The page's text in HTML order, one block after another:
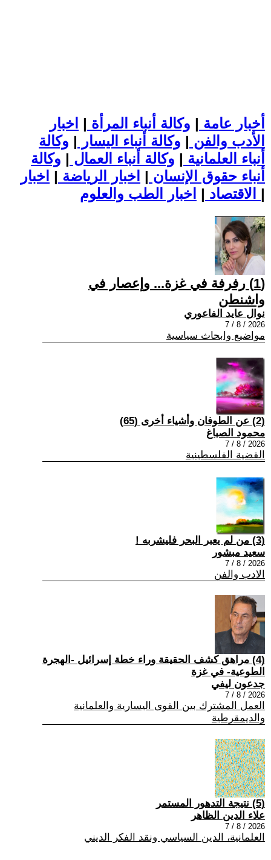
أخبار عامة | وكالة أنباء المرأة | اخبار
الأدب والفن | وكالة أنباء اليسار | وكالة
أنباء العلمانية | وكالة أنباء العمال | وكالة
أنباء حقوق الإنسان | اخبار الرياضة | اخبار
الاقتصاد | |
(1) رفرفة في غزة... وإعصار في
واشنطن
نوال عايد الفاعوري
2026 / 8 / 7
مواضيع وابحاث سياسية
(2) عن الطوفان وأشياء أخرى (65)
محمود الصباغ
2026 / 8 / 7
القضية الفلسطينية
(3) من لم يعبر البحر فليشربه !
سعيد مبشور
2026 / 8 / 7
الادب والفن
(4) مراهق كشف الحقيقة وراء خطة إسرائيل -الهجرة
الطوعية- في غزة
جدعون ليفي
2026 / 8 / 7
العمل المشترك بين القوى اليسارية والعلمانية
والديمقرطية
(5) نتيجة التدهور المستمر
علاء الدين الظاهر
2026 / 8 / 7
العلمانية، الدين السياسي ونقد الفكر الديني